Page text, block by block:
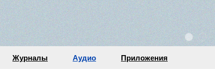
Журналы Аудио Приложения